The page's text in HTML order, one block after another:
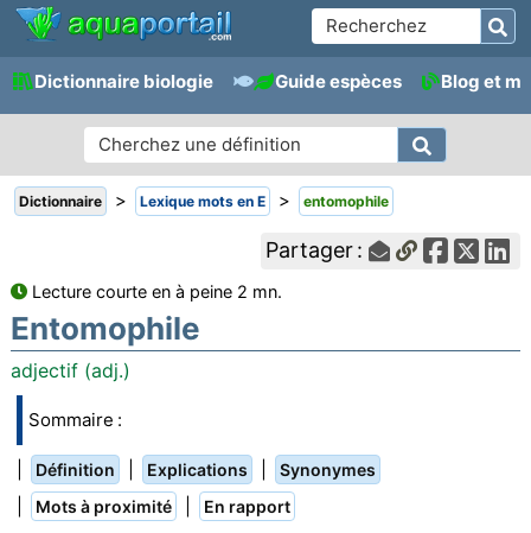
Dictionnaire biologie Guide espèces Blog et
Dictionnaire > Lexique mots en E > entomophile
Partager :
Lecture courte en à peine 2 mn.
Entomophile
adjectif (adj.)
Sommaire :
Définition Explications Synonymes
Mots à proximité En rapport